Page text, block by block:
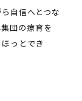
自信へとつな
団の療育を
っとでき